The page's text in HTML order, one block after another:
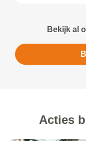
Bekijk al
Acties